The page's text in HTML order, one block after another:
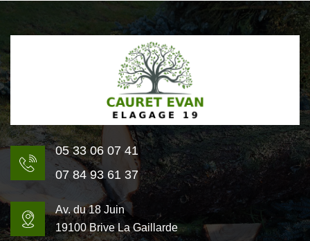
05 33 06 07 41
07 84 93 61 37
Av. du 18 Juin
19100 Brive La Gaillarde